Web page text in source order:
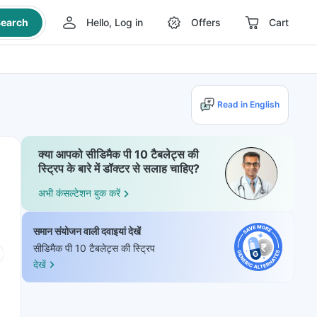
Hello, Log in Offers Cart
Read in English
क्या आपको सीडिमैक पी 10 टैबलेट्स की
स्ट्रिप के बारे में डॉक्टर से सलाह चाहिए?
अभी कंसल्टेशन बुक करें
समान संयोजन वाली दवाइयां देखें
सीडिमैक पी 10 टैबलेट्स की स्ट्रिप
देखें